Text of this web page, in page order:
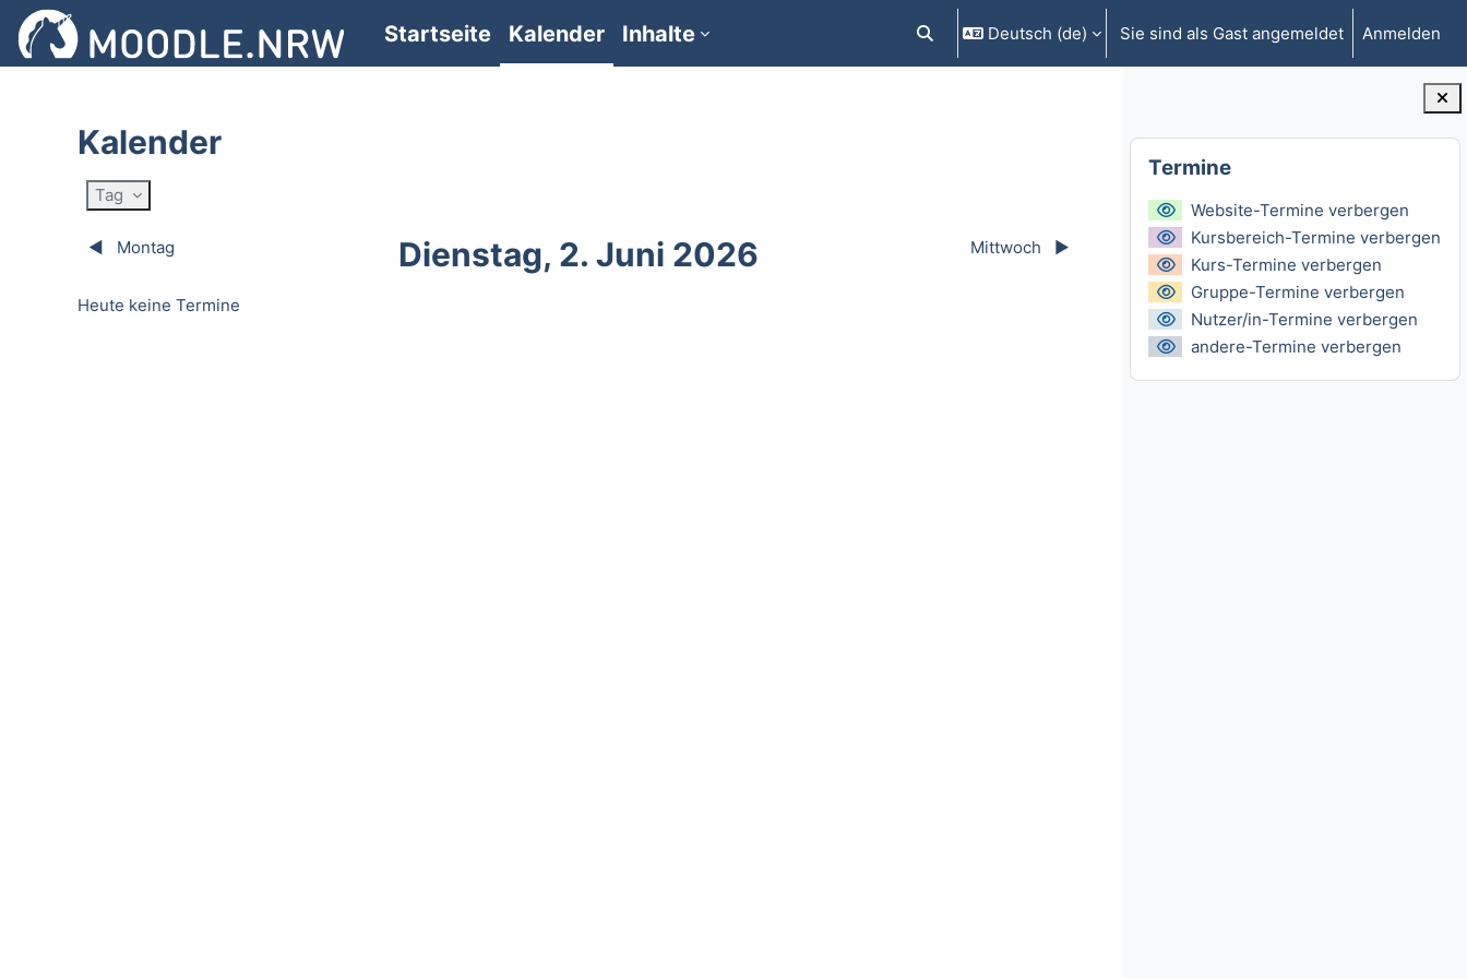
Zum Hauptinhalt
Startseite Kalender Inhalte Sucheingabe umschalten
Deutsch ‎(de)‎ Sie sind als Gast angemeldet Anmelden
Blöcke
Termine überspringen
Termine
Website-Termine verbergen
Kursbereich-Termine verbergen
Kurs-Termine verbergen
Gruppe-Termine verbergen
Nutzer/in-Termine verbergen
andere-Termine verbergen
Kalender
Tag
◀︎ Montag Dienstag, 2. Juni 2026 Mittwoch ▶︎
Heute keine Termine